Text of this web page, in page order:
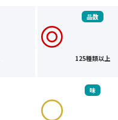
品数
125種類以上
味